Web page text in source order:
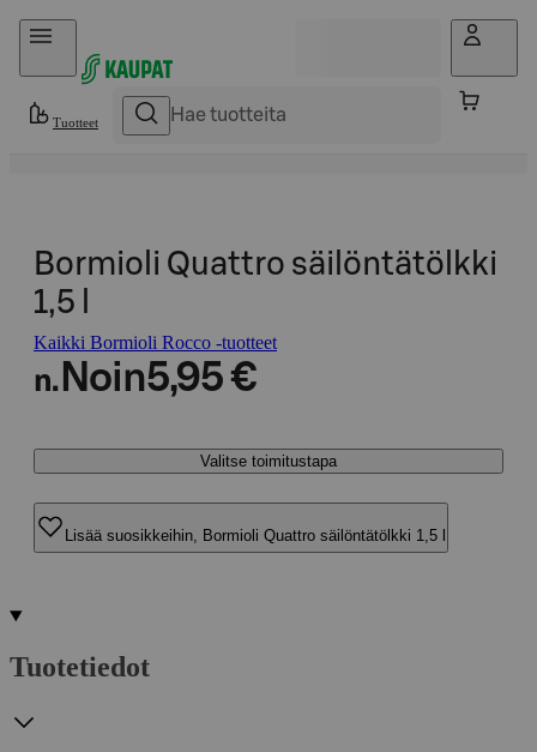
Hyppää sisältöön
Tuotteet
Bormioli Quattro säilöntätölkki
1,5 l
Kaikki Bormioli Rocco -tuotteet
n. Noin5,95 €
Valitse toimitustapa
Lisää suosikkeihin, Bormioli Quattro säilöntätölkki 1,5 l
Tuotetiedot